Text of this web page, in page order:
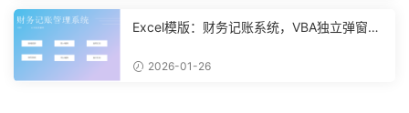
Excel模版：财务记账系统，VBA独立弹窗，
2026-01-26